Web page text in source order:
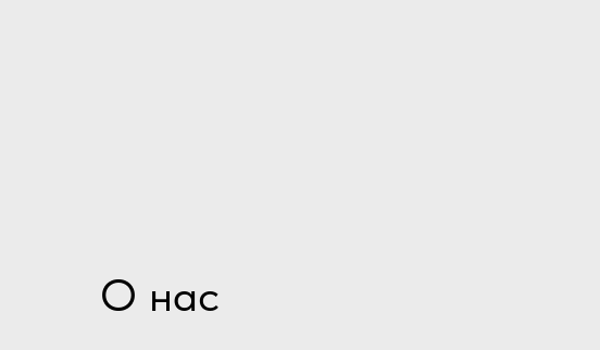
О нас